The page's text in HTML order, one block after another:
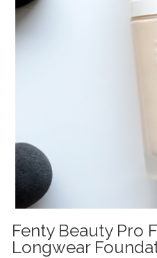
Fenty Beauty Pro
Longwear